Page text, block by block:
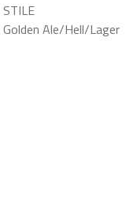
STILE
Golden Ale/Hell/Lager